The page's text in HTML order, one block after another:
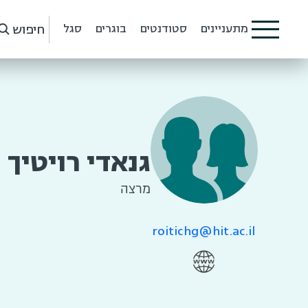
מתעניינים סטודנטים בוגרים סגל חיפוש
roitichg@hit.ac.il
גנאדי רויטיך
מרצה